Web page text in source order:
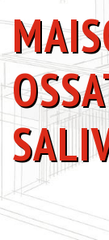
MAISON